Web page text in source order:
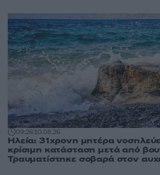
09:2610.08.26
Ηλεία: 31χρονη μητέρα
κρίσιμη κατάσταση μετά από
Τραυματίστηκε σοβαρά στον